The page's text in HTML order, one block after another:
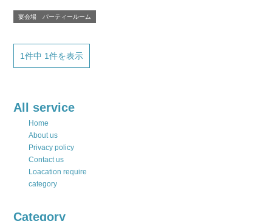
宴会場 パーティールーム
1件中 1件を表示
All service
Home
About us
Privacy policy
Contact us
Loacation require
category
Category